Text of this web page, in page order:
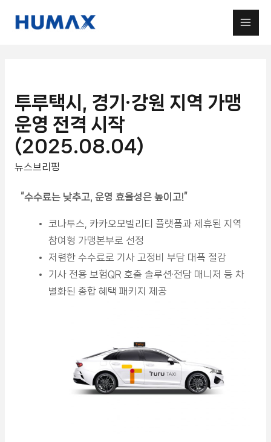
투루택시, 경기·강원 지역 가맹
운영 전격 시작
(2025.08.04)
뉴스브리핑
“수수료는 낮추고, 운영 효율성은 높이고!”
코나투스, 카카오모빌리티 플랫폼과 제휴된 지역
참여형 가맹본부로 선정
저렴한 수수료로 기사 고정비 부담 대폭 절감
기사 전용 보험QR 호출 솔루션·전담 매니저 등 차
별화된 종합 혜택 패키지 제공